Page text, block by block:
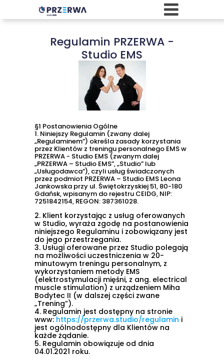
Regulamin PRZERWA -
Studio EMS
§1 Postanowienia Ogólne
1. Niniejszy Regulamin (zwany dalej
„Regulaminem”) określa zasady korzystania
przez Klientów z treningu personalnego EMS w
PRZERWA - Studio EMS (zwanym dalej
„PRZERWA – Studio EMS”, „Studio” lub
„Usługodawca”), czyli usług świadczonych
przez podmiot PRZERWA – Studio EMS Leona
Jankowska przy ul. Świętokrzyskiej 51, 80-180
Gdańsk, wpisanym do rejestru CEIDG, NIP:
7251842154, REGON: 387361028.
2. Klient korzystając z usług oferowanych
w Studio, wyraża zgodę na postanowienia
niniejszego Regulaminu i zobowiązany jest
do jego przestrzegania.
3. Usługi oferowane przez Studio polegają
na możliwości uczestniczenia w 20-
minutowym treningu personalnym, z
wykorzystaniem metody EMS
(elektrostymulacji mięśni, z ang. electrical
muscle stimulation) z urządzeniem Miha
Bodytec II (w dalszej części zwane
„Trening”).
4. Regulamin jest dostępny na stronie
www: https://przerwa.studio/regulamin i
jest ogólnodostępny dla Klientów na
każde żądanie.
5. Regulamin obowiązuje od dnia
04.01.2021 roku.